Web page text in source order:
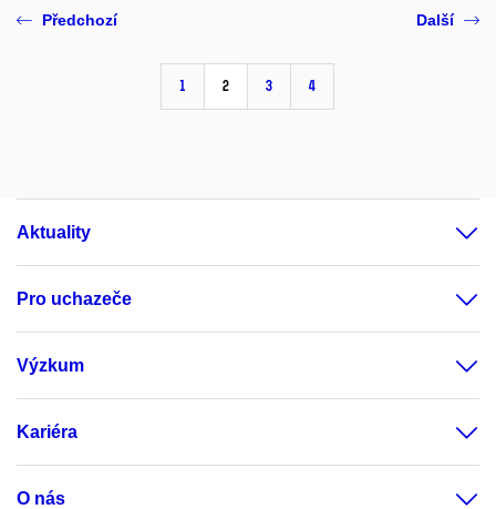
Předchozí
1 2 3 4
Další
Aktuality
Pro uchazeče
Výzkum
Kariéra
O nás